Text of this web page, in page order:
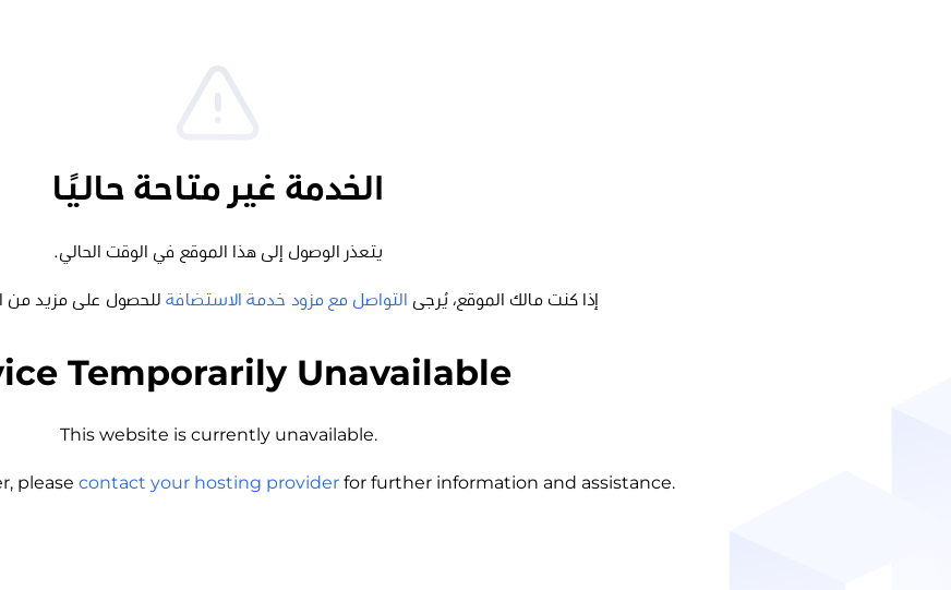
الخدمة غير متاحة حاليًا
يتعذر الوصول إلى هذا الموقع في الوقت الحالي.
إذا كنت مالك الموقع، يُرجى التواصل مع مزود خدمة الاستضافة للحصول على مزيد من
Temporarily Unavailable
This website is currently unavailable.
please contact your hosting provider for further information and assistance.